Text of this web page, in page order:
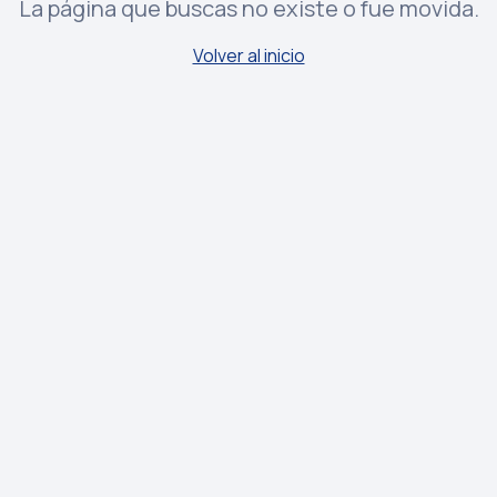
La página que buscas no existe o fue movida.
Volver al inicio